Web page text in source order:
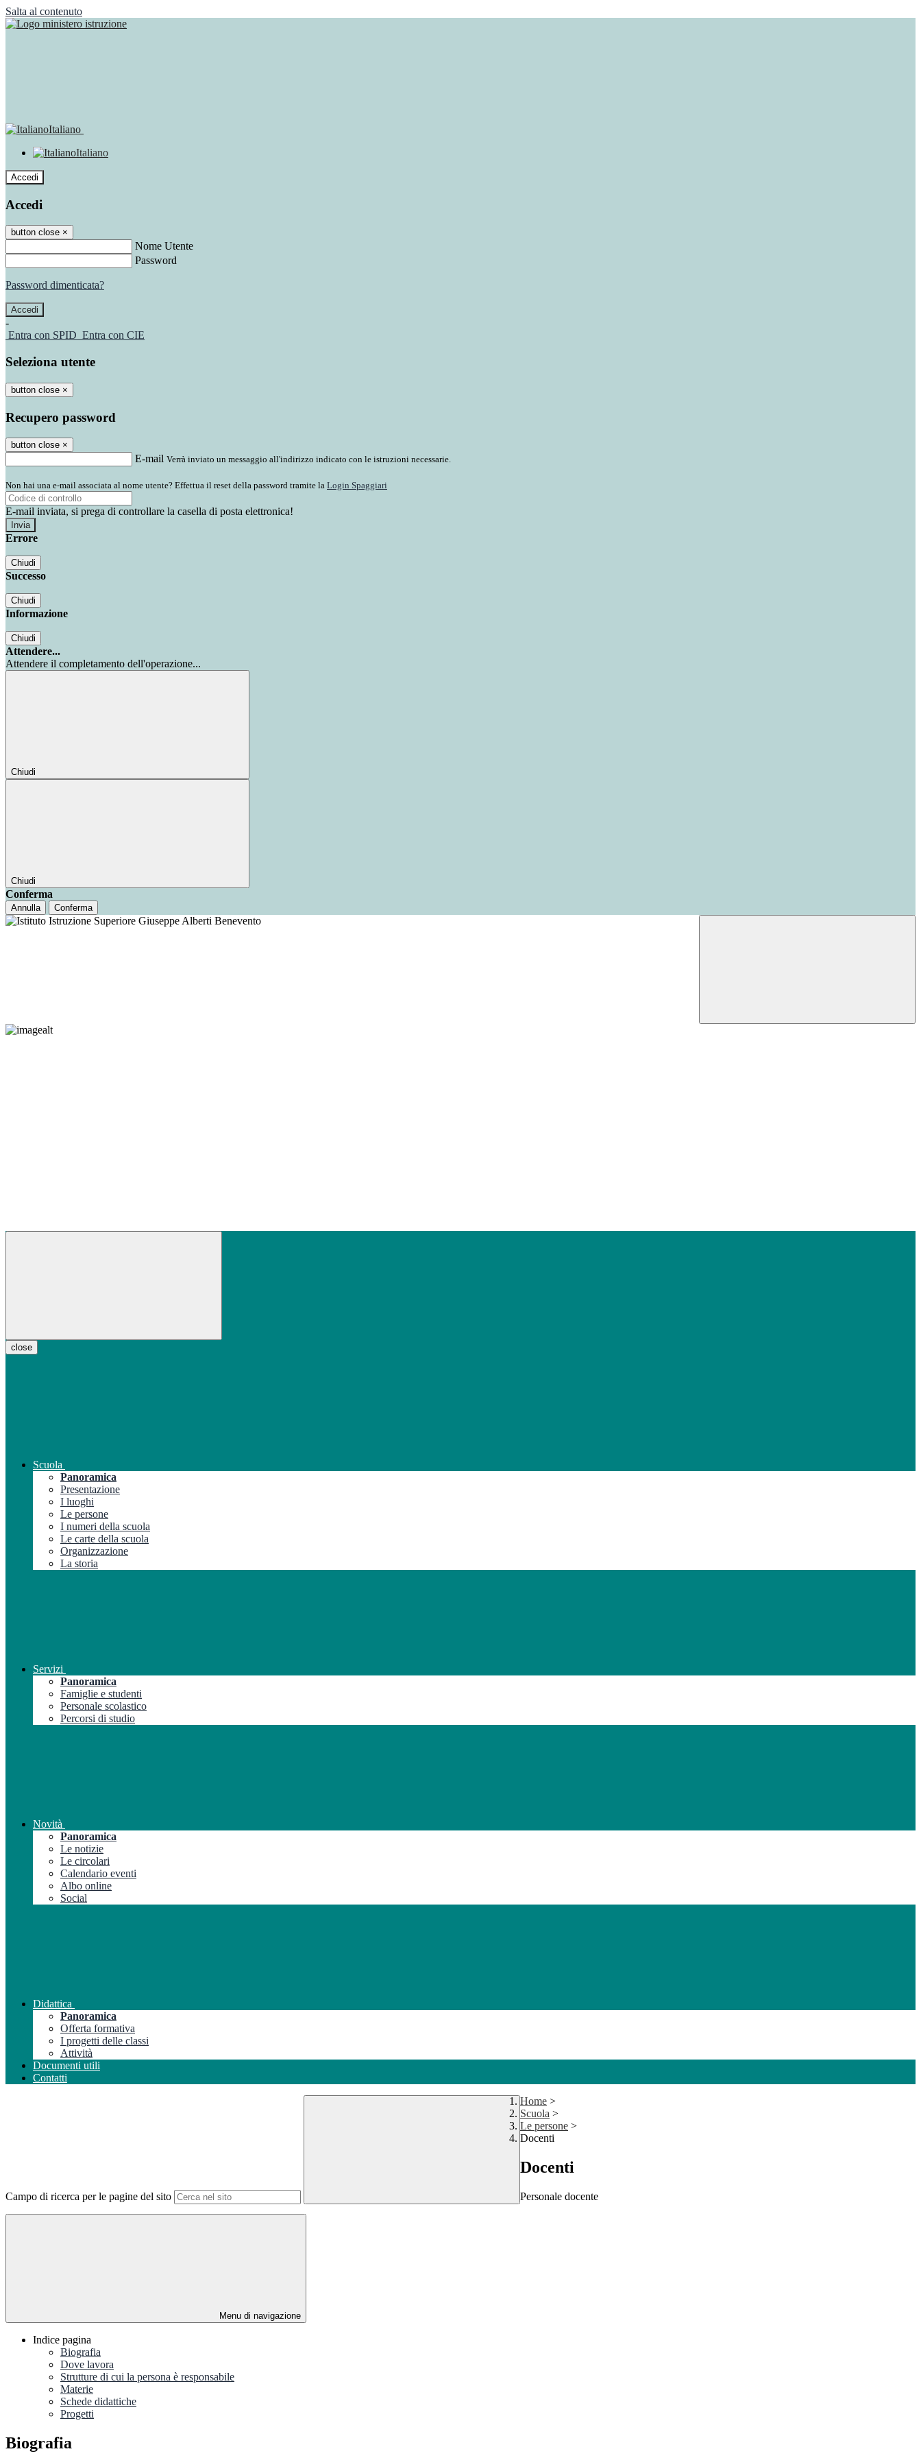
Salta al contenuto
Italiano
Italiano
Accedi
Accedi
button close ×
Nome Utente
Password
Password dimenticata?
-
Entra con SPID Entra con CIE
Seleziona utente
button close ×
Recupero password
button close ×
E-mail Verrà inviato un messaggio all'indirizzo indicato con le istruzioni necessarie.
Non hai una e-mail associata al nome utente? Effettua il reset della password tramite la Login Spaggiari
E-mail inviata, si prega di controllare la casella di posta elettronica!
Errore
Chiudi
Successo
Chiudi
Informazione
Chiudi
Attendere...
Attendere il completamento dell'operazione...
Chiudi
Chiudi
Conferma
Annulla Conferma
close
Scuola
Panoramica
Presentazione
I luoghi
Le persone
I numeri della scuola
Le carte della scuola
Organizzazione
La storia
Servizi
Panoramica
Famiglie e studenti
Personale scolastico
Percorsi di studio
Novità
Panoramica
Le notizie
Le circolari
Calendario eventi
Albo online
Social
Didattica
Panoramica
Offerta formativa
I progetti delle classi
Attività
Documenti utili
Contatti
Campo di ricerca per le pagine del sito
Home >
Scuola >
Le persone >
Docenti
Docenti
Personale docente
Menu di navigazione
Indice pagina
Biografia
Dove lavora
Strutture di cui la persona è responsabile
Materie
Schede didattiche
Progetti
Biografia